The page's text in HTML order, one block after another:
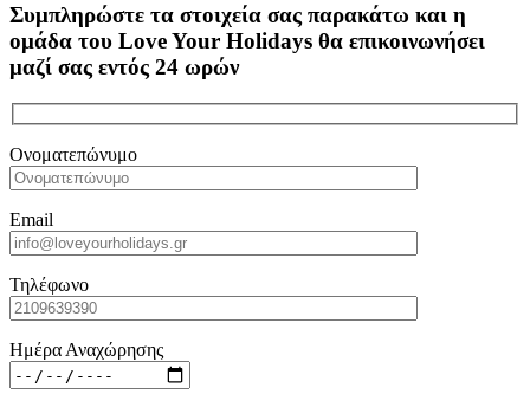
Συμπληρώστε τα στοιχεία σας παρακάτω και η
ομάδα του Love Your Holidays θα επικοινωνήσει
μαζί σας εντός 24 ωρών
Ονοματεπώνυμο
Email
Τηλέφωνο
Ημέρα Αναχώρησης